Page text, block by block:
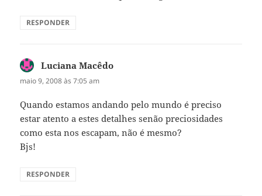
RESPONDER
Luciana Macêdo
maio 9, 2008 às 7:05 am
Quando estamos andando pelo mundo é preciso
estar atento a estes detalhes senão preciosidades
como esta nos escapam, não é mesmo?
Bjs!
RESPONDER